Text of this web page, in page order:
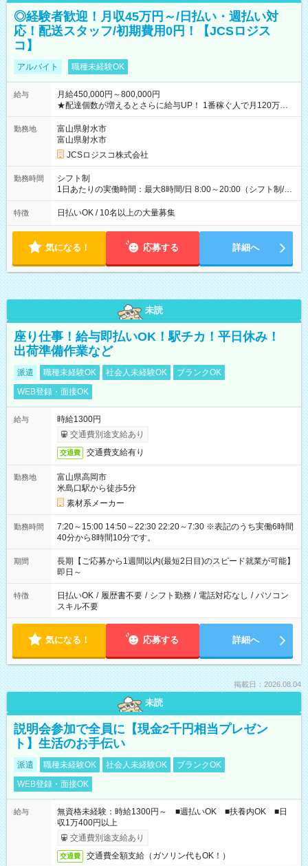
◎経験者歓迎！月収45万円～/日払い・週払い対
応！配送スタッフ/初期費用0円！【JCSロジス
コ】
アルバイト 職種未経験OK
給与
月給450,000円～800,000円
★配達個数が増えるとさらに給与UP！ 1番稼ぐ人で月120万ほ
ど！ ・主要都市エリア 月収55万円／週5日稼働 月収65万~112
万円／週6日稼働 ・地方郊外エリア 月収40万円／週5日稼働 月
収40万円~50万円／週6日稼働 ＜モデルイメージ＞ ■月収50万
円 (27歳男性/江東区在住)※元建築関係 1日150個配達×25日勤務
(日休み) ■月収80万円(43歳男性/墨田区在住)※元営業 1日200個
勤務地
富山県射水市
富山県射水市
JCSロジスコ株式会社
勤務時間
シフト制
1日あたりの実働時間：最大8時間/日 8:00～20:00（シフト制/実
働8時間） ※週5日勤務（場所次第では週4も有り） ※配達状況
によって時間外での勤務可能性有り ※案件により多少の前後あ
特徴 日払いOK / 10名以上の大量募集
気になる！ 応募する 詳細へ
未読
座り仕事！給与即払いOK！駅チカ！平日休み！
出荷準備作業など
派遣 職種未経験OK 社会人未経験OK
ブランクOK
WEB登録・面接OK
給与
時給1300円
交通費別途支給あり
交通費 交通費支給有り
勤務地
富山県高岡市
米島口駅から徒歩5分
素材系メーカー
勤務時間
7:20～15:00 14:50～22:30 22:20～7:30 ※表記のうち実働6時間
40分から8時間10分です。
期間
長期【ご応募から1週間以内(最短2日目)のスピード就業が可能】
即日～
特徴 日払いOK / 履歴書不要 / シフト勤務 / 電話対応なし / パソコン
スキル不要
気になる！ 応募する 詳細へ
掲載日：2026.08.04
未読
説明会参加で全員に【現金2千円相当プレゼン
ト】生活のお手伝い
派遣 職種未経験OK 社会人未経験OK
ブランクOK
WEB登録・面接OK
給与
無資格未経験：時給1300円～ ■週払いOK ■扶養内OK ■日
収1万400円以上
交通費別途支給あり
交通費 交通費全額支給（ガソリン代もOK！）